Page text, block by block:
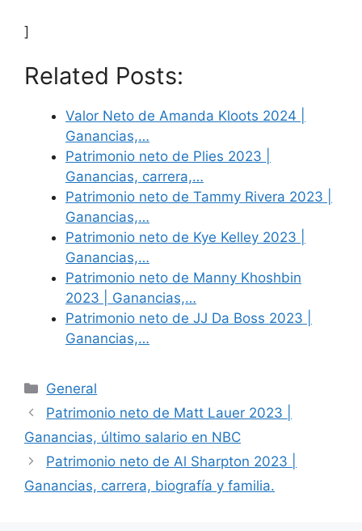
]
Related Posts:
Valor Neto de Amanda Kloots 2024 |
Ganancias,…
Patrimonio neto de Plies 2023 |
Ganancias, carrera,…
Patrimonio neto de Tammy Rivera 2023 |
Ganancias,…
Patrimonio neto de Kye Kelley 2023 |
Ganancias,…
Patrimonio neto de Manny Khoshbin
2023 | Ganancias,…
Patrimonio neto de JJ Da Boss 2023 |
Ganancias,…
Categories
General
Patrimonio neto de Matt Lauer 2023 |
Ganancias, último salario en NBC
Patrimonio neto de Al Sharpton 2023 |
Ganancias, carrera, biografía y familia.